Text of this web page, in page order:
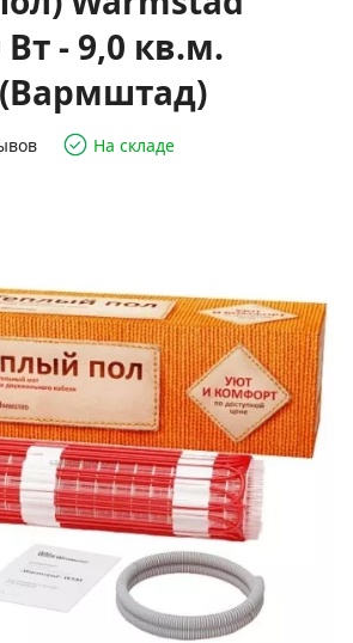
Вт - 9,0 кв.м.
(Вармштад)
На складе